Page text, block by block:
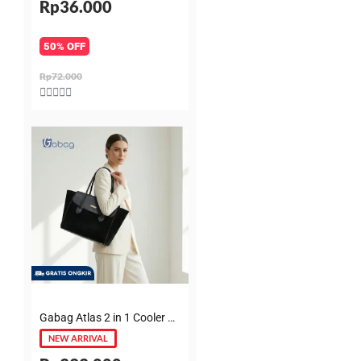
Rp36.000
50% OFF
Rp72.000

of
Gabag Atlas 2 in 1 Cooler & Diaper Bag Premium Suede – Tas bayi + Thermal pouch 20 Jam, Leakproof, Garansi 6 Bulan
NEW ARRIVAL